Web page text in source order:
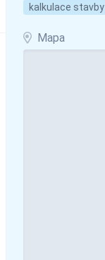
kalkulace stavby
Mapa